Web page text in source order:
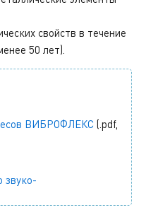
свойств в течение
50 лет).
ВИБРОФЛЕКС (.pdf,
звуко-